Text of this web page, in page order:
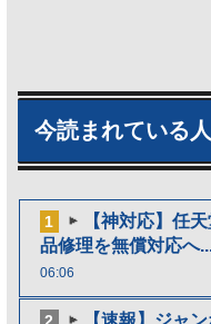
今読まれている
1
【神対応】任
品修理を無償対応へ
06:06